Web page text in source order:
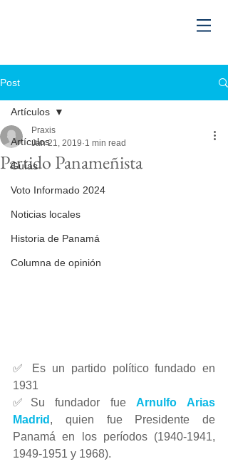
Post
Artículos
Guías
Voto Informado 2024
Noticias locales
Historia de Panamá
Columna de opinión
Artículos
Partido Panameñista
Praxis
Jan 21, 2019 1 min read
✅ Es un partido político fundado en
1931
✅Su fundador fue Arnulfo Arias
Madrid , quien fue Presidente de
Panamá en los períodos (1940-1941,
1949-1951 y 1968).